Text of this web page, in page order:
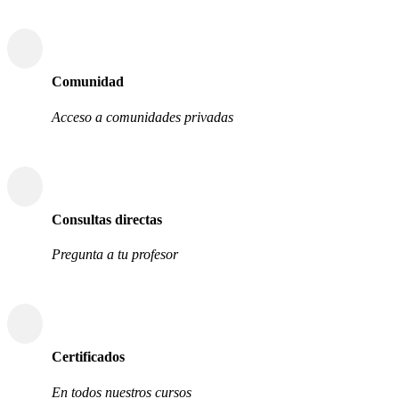
Comunidad
Acceso a comunidades privadas
Consultas directas
Pregunta a tu profesor
Certificados
En todos nuestros cursos